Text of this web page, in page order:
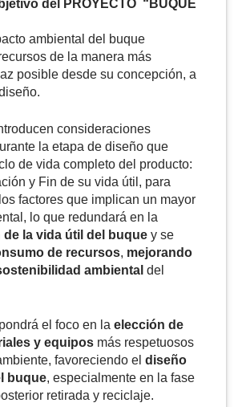
del PROYECTO “BUQUE
ambiental del buque
de la manera más
posible desde su concepción, a
consideraciones
la etapa de diseño que
de vida completo del producto:
y Fin de su vida útil, para
factores que implican un mayor
lo que redundará en la
la vida útil del buque y se
de recursos, mejorando
ambiental del
el foco en la elección de
y equipos más respetuosos
favoreciendo el diseño
buque, especialmente en la fase
retirada y reciclaje.